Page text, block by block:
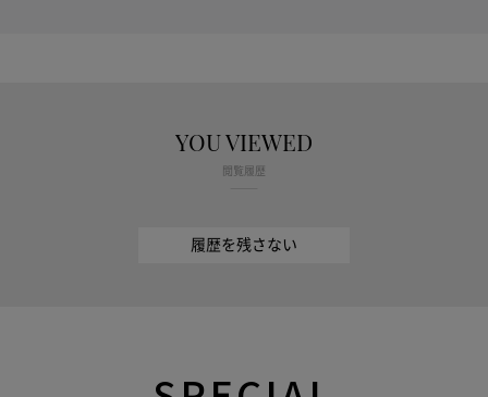
YOU VIEWED
閲覧履歴
履歴を残さない